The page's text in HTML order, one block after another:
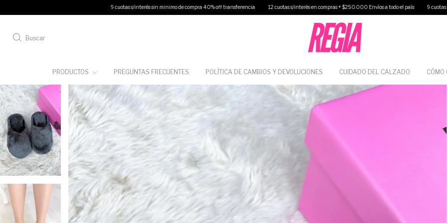
9 cuotas s/interés sin minimo de compra 40% off transferencia 12 cuotas s/interés en compras + $250.000 Envíos a todo el país 9 cuotas s/interés sin minimo de compra
Buscar
PRODUCTOS PREGUNTAS FRECUENTES POLÍTICA DE CAMBIOS Y DEVOLUCIONES CUIDADO DEL CALZADO CÓMO